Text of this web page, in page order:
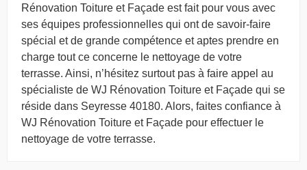
Rénovation Toiture et Façade est fait pour vous avec
ses équipes professionnelles qui ont de savoir-faire
spécial et de grande compétence et aptes prendre en
charge tout ce concerne le nettoyage de votre
terrasse. Ainsi, n’hésitez surtout pas à faire appel au
spécialiste de WJ Rénovation Toiture et Façade qui se
réside dans Seyresse 40180. Alors, faites confiance à
WJ Rénovation Toiture et Façade pour effectuer le
nettoyage de votre terrasse.